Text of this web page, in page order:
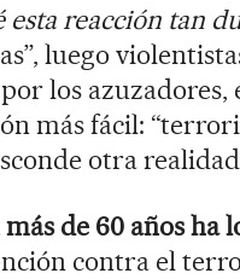
esta reacción tan
luego
los azuzadores,
más fácil:
otra
de 60 años ha
contra el